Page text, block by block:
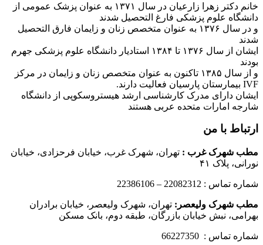
خانم دکتر زهرا زارعیان در سال ۱۳۷۱ به عنوان پزشک عمومی از
دانشگاه علوم پزشکی فارغ التحصیل شدند
و در سال ۱۳۷۶ به عنوان متخصص زنان و زایمان فارق التحصیل
شدند
ایشان از سال ۱۳۷۶ تا ۱۳۸۴ استادیار دانشگاه علوم پزشکی جهرم
بودند
و از سال ۱۳۸۵ تاکنون به عنوان متخصص زنان و زایمان در مرکز
IVF بیمارستان پارسیان فعالیت دارند.
ایشان دارای مدرک کارشناسی ارشد هیستروسکوپی از دانشگاه
شارجه امارات متحده عربی هستند
ارتباط با من
مطب شهرک غرب : تهران، شهرک غرب، خیابان فرحزادی، خیابان
نورانی، پلاک ۴۱
شماره تماس : 22082312 – 22386106
مطب شهرک ولیعصر: تهران، شهرک ولیعصر، خیابان برادران
بهرامی، نبش خیابان بازرگان، طبقه دوم، بانک مسکن
شماره تماس : 66227350